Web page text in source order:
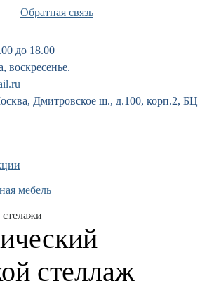
Обратная связь
до 18.00
воскресенье.
Дмитровское ш., д.100, корп.2, БЦ
мебель
стеллаж